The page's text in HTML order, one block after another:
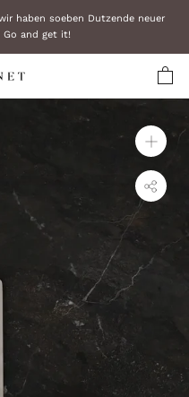
haben soeben Dutzende neuer
Go and get it!